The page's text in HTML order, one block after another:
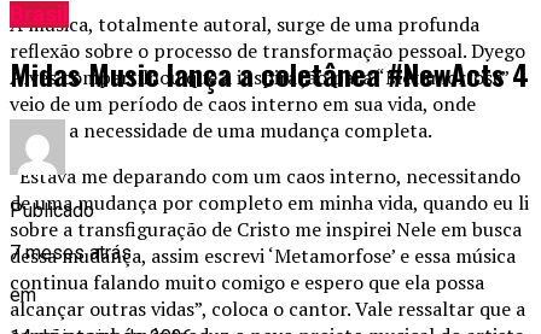
A música, totalmente autoral, surge de uma profunda
reflexão sobre o processo de transformação pessoal. Dyego
Alves compartilhou que a inspiração para “Metamorfose”
veio de um período de caos interno em sua vida, onde
sentiu a necessidade de uma mudança completa.
“Estava me deparando com um caos interno, necessitando
de uma mudança por completo em minha vida, quando eu li
sobre a transfiguração de Cristo me inspirei Nele em busca
dessa mudança, assim escrevi ‘Metamorfose’ e essa música
continua falando muito comigo e espero que ela possa
alcançar outras vidas”, coloca o cantor. Vale ressaltar que a
Brasil
Midas Music lança a coletânea #NewActs 4
Publicado
7 meses atrás
em